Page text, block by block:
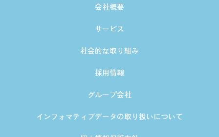
会社概要
サービス
社会的な取り組み
採用情報
グループ会社
インフォマティブデータの取り扱いについて